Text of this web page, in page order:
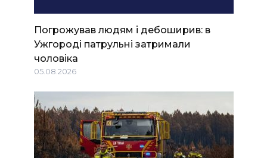
Погрожував людям і дебоширив: в
Ужгороді патрульні затримали
чоловіка
05.08.2026